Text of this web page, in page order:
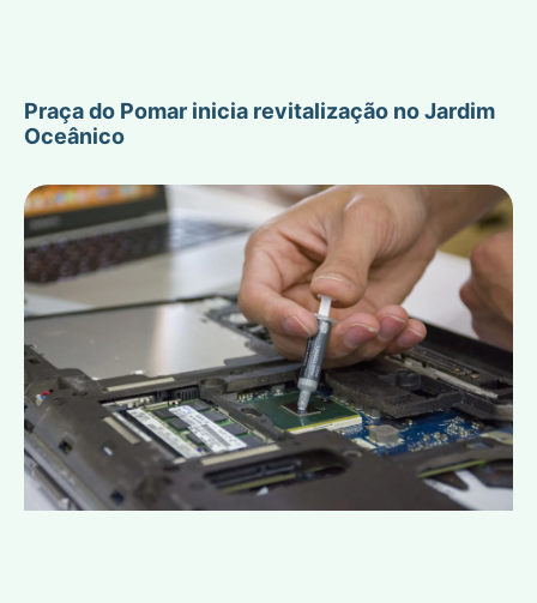
Praça do Pomar inicia revitalização no Jardim
Oceânico